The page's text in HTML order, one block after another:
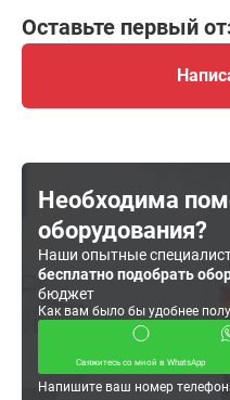
Оставьте первый
Необходима
оборудования?
Наши опытные
бесплатно подобрать
бюджет
Как вам было бы удобнее
Свяжитесь со мной в WhatsApp
Напишите ваш номер